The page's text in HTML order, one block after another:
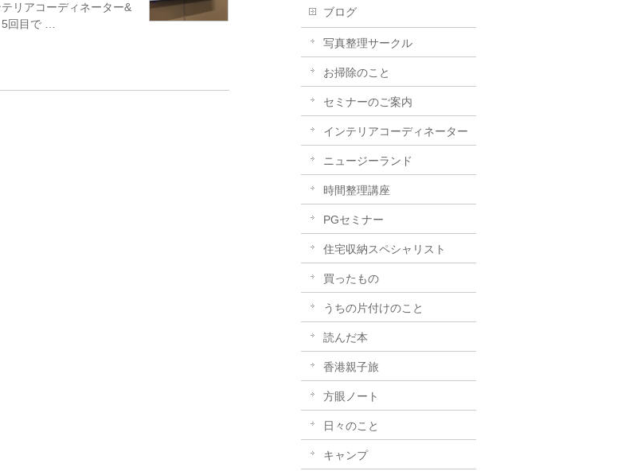
リアコーディネーター&
回目で …
ブログ
写真整理サークル
お掃除のこと
セミナーのご案内
インテリアコーディネーター
ニュージーランド
時間整理講座
PGセミナー
住宅収納スペシャリスト
買ったもの
うちの片付けのこと
読んだ本
香港親子旅
方眼ノート
日々のこと
キャンプ